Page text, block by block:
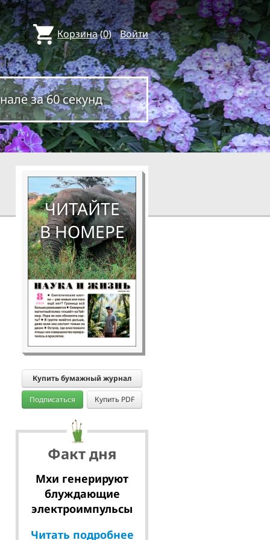
Корзина(0) Войти
за 60 секунд
ЧИТАЙТЕ
В НОМЕРЕ
Купить бумажный журнал
Подписаться Купить PDF
Факт дня
Мхи генерируют
блуждающие
электроимпульсы
Читать подробнее